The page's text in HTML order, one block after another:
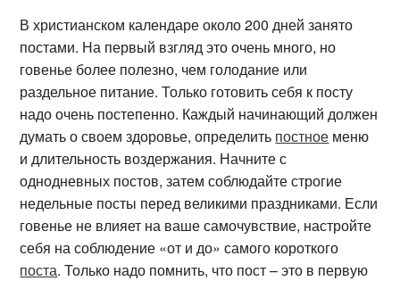
В христианском календаре около 200 дней занято
постами. На первый взгляд это очень много, но
говенье более полезно, чем голодание или
раздельное питание. Только готовить себя к посту
надо очень постепенно. Каждый начинающий должен
думать о своем здоровье, определить постное меню
и длительность воздержания. Начните с
однодневных постов, затем соблюдайте строгие
недельные посты перед великими праздниками. Если
говенье не влияет на ваше самочувствие, настройте
себя на соблюдение «от и до» самого короткого
поста. Только надо помнить, что пост – это в первую